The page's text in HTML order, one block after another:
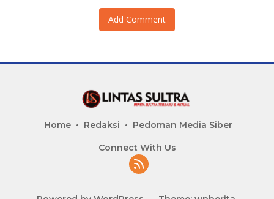
Add Comment
Home Redaksi Pedoman Media Siber
Connect With Us